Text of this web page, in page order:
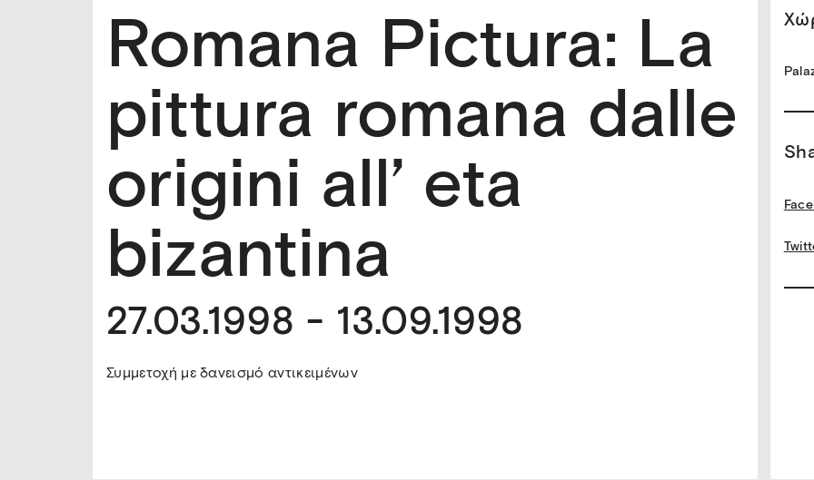
Romana Pictura: La
pittura romana dalle
origini all’ eta
bizantina
27.03.1998 - 13.09.1998
Συμμετοχή με δανεισμό αντικειμένων